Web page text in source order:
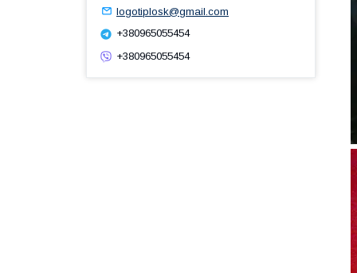
logotiplosk@gmail.com
+380965055454
+380965055454